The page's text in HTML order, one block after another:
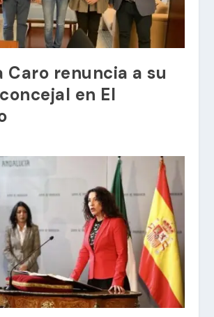
Caro renuncia a su
en El